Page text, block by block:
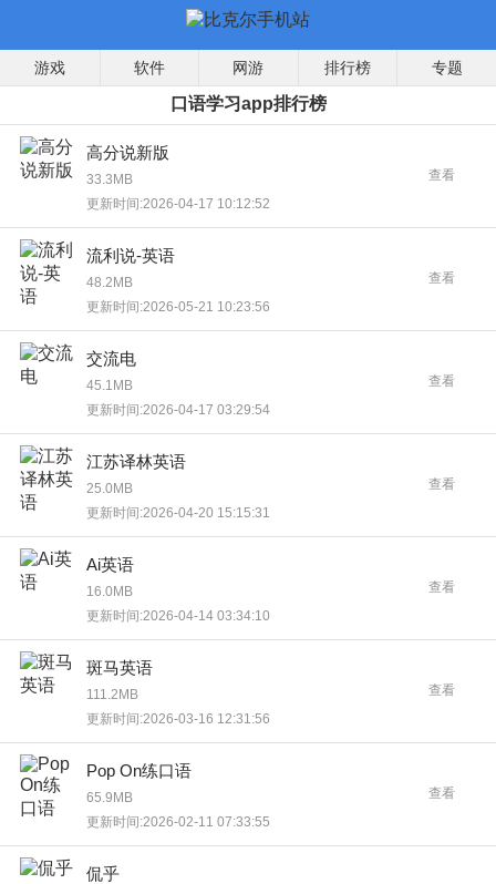
游戏 软件 网游 排行榜 专题
口语学习app排行榜
高分说新版
33.3MB
更新时间:2026-04-17 10:12:52
查看
流利说-英语
48.2MB
更新时间:2026-05-21 10:23:56
查看
交流电
45.1MB
更新时间:2026-04-17 03:29:54
查看
江苏译林英语
25.0MB
更新时间:2026-04-20 15:15:31
查看
Ai英语
16.0MB
更新时间:2026-04-14 03:34:10
查看
斑马英语
111.2MB
更新时间:2026-03-16 12:31:56
查看
Pop On练口语
65.9MB
更新时间:2026-02-11 07:33:55
查看
侃乎